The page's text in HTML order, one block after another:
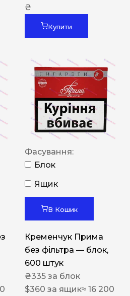
₴
Купити
Фасування:
Блок
Ящик
В Кошик
Кременчук Прима
без фільтра — блок,
600 штук
₴335 за блок
$360 за ящик≈ 16 200